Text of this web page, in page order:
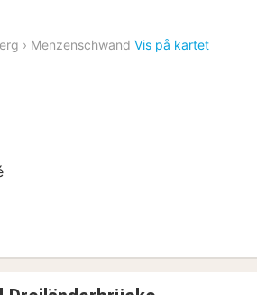
› Menzenschwand Vis på kartet